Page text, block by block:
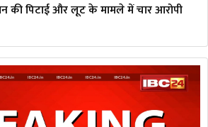
की पिटाई और लूट के मामले में चार आरोपी